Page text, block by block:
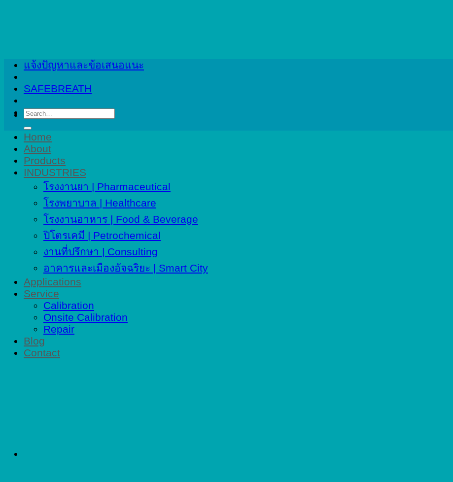
Home
About
Products
INDUSTRIES
โรงงานยา | Pharmaceutical
โรงพยาบาล | Healthcare
โรงงานอาหาร | Food & Beverage
ปิโตรเคมี | Petrochemical
งานที่ปรึกษา | Consulting
อาคารและเมืองอัจฉริยะ | Smart City
Applications
Service
Calibration
Onsite Calibration
Repair
Blog
Contact
แจ้งปัญหาและข้อเสนอแนะ
SAFEBREATH
Search